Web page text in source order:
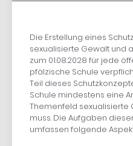
Die Erstellung eines
sexualisierte Gewalt und
zum 01.08.2028 für jede
pfälzische Schule
Teil dieses
Schule mindestens eine
Themenfeld
muss. Die Aufgaben
umfassen folgende